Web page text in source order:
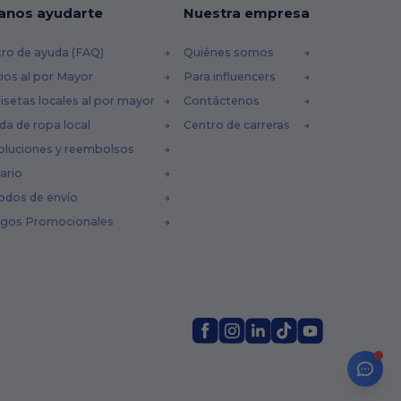
ayudarte
de ayuda (FAQ)
al por Mayor
locales al por mayor
de ropa local
y reembolsos
de envío
Promocionales
Nuestra empresa
Quiénes somos
Para influencers
Contáctenos
Centro de carreras